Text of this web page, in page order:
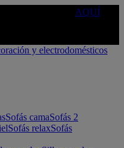
AQUÍ
Sofás camaSofás 2
Sofás relaxSofás